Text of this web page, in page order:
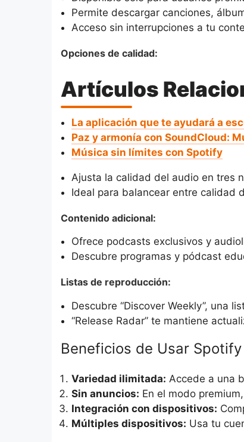
Permite descargar canciones,
Acceso sin interrupciones a tu
Opciones de calidad:
Artículos
La aplicación que te ayudará a
Paz y armonía con SoundCloud:
Música sin límites con Spotify
Ajusta la calidad del audio en tres
Ideal para balancear entre calidad
Contenido adicional:
Ofrece podcasts exclusivos y
Descubre programas y pódcast
Listas de reproducción:
Descubre “Discover Weekly”, una
“Release Radar” te mantiene
Beneficios de Usar
Variedad ilimitada: Accede a una
Sin anuncios: En el modo
Integración con dispositivos:
Múltiples dispositivos: Usa tu